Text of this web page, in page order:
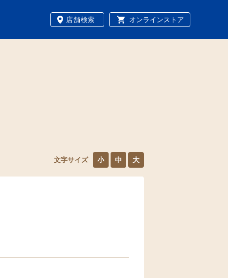
店舗検索 オンラインストア
文字サイズ 小 中 大